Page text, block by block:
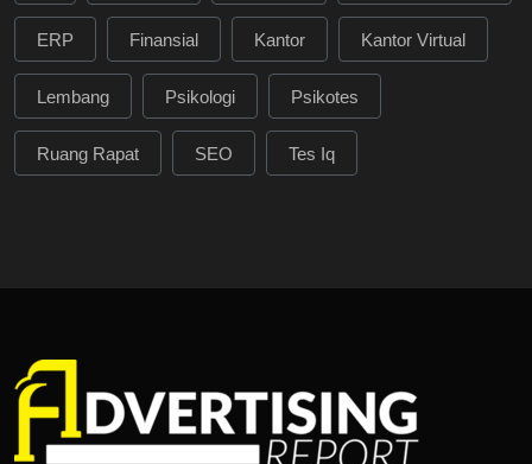
ERP Finansial Kantor Kantor Virtual
Lembang Psikologi Psikotes
Ruang Rapat SEO Tes Iq